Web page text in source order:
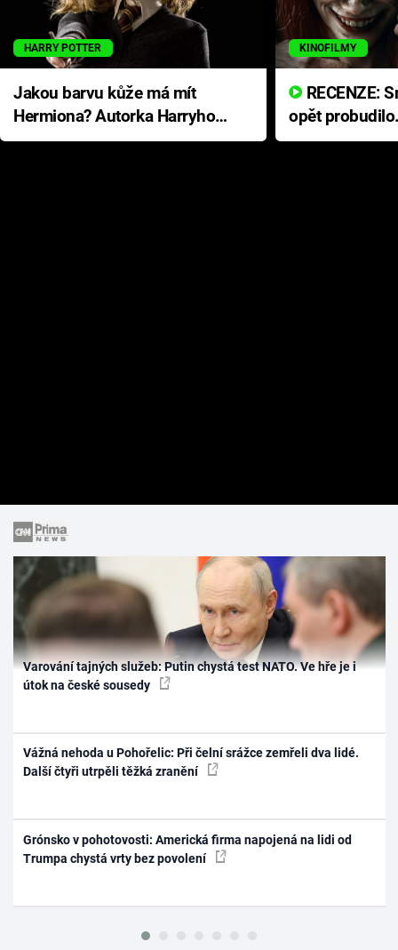
HARRY POTTER
Jakou barvu kůže má mít
Hermiona? Autorka Harryho
Pottera přišla s ráznou
KINOFILMY
opět
přichází s
Varování tajných služeb: Putin chystá test NATO. Ve hře je i
útok na české sousedy
Vážná nehoda u Pohořelic: Při čelní srážce zemřeli dva lidé.
Další čtyři utrpěli těžká zranění
Grónsko v pohotovosti: Americká firma napojená na lidi od
Trumpa chystá vrty bez povolení